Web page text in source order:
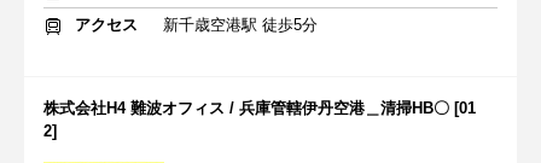
アクセス
新千歳空港駅 徒歩5分
株式会社H4 難波オフィス / 兵庫管轄伊丹空港＿清掃HB〇 [01
2]